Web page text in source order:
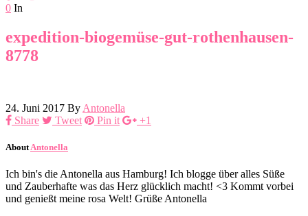
0 In
expedition-biogemüse-gut-rothenhausen-
8778
24. Juni 2017 By Antonella
Share
Tweet Pin it +1
About Antonella
Ich bin's die Antonella aus Hamburg! Ich blogge über alles Süße
und Zauberhafte was das Herz glücklich macht! <3 Kommt vorbei
und genießt meine rosa Welt! Grüße Antonella